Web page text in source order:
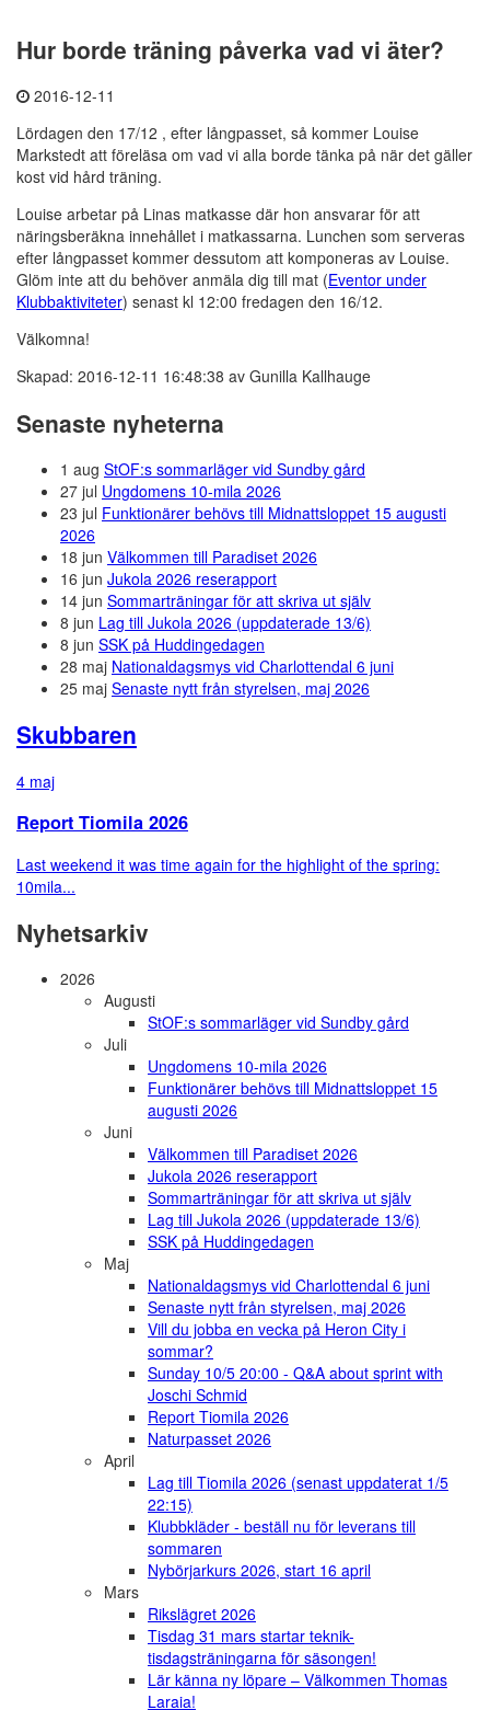
Hur borde träning påverka vad vi äter?
2016-12-11
Lördagen den 17/12 , efter långpasset, så kommer Louise
Markstedt att föreläsa om vad vi alla borde tänka på när det gäller
kost vid hård träning.
Louise arbetar på Linas matkasse där hon ansvarar för att
näringsberäkna innehållet i matkassarna. Lunchen som serveras
efter långpasset kommer dessutom att komponeras av Louise.
Glöm inte att du behöver anmäla dig till mat (Eventor under
Klubbaktiviteter) senast kl 12:00 fredagen den 16/12.
Välkomna!
Skapad: 2016-12-11 16:48:38 av Gunilla Kallhauge
Senaste nyheterna
1 aug StOF:s sommarläger vid Sundby gård
27 jul Ungdomens 10-mila 2026
23 jul Funktionärer behövs till Midnattsloppet 15 augusti
2026
18 jun Välkommen till Paradiset 2026
16 jun Jukola 2026 reserapport
14 jun Sommarträningar för att skriva ut själv
8 jun Lag till Jukola 2026 (uppdaterade 13/6)
8 jun SSK på Huddingedagen
28 maj Nationaldagsmys vid Charlottendal 6 juni
25 maj Senaste nytt från styrelsen, maj 2026
Skubbaren
4 maj
Report Tiomila 2026
Last weekend it was time again for the highlight of the spring:
10mila...
Nyhetsarkiv
2026
Augusti
StOF:s sommarläger vid Sundby gård
Juli
Ungdomens 10-mila 2026
Funktionärer behövs till Midnattsloppet 15
augusti 2026
Juni
Välkommen till Paradiset 2026
Jukola 2026 reserapport
Sommarträningar för att skriva ut själv
Lag till Jukola 2026 (uppdaterade 13/6)
SSK på Huddingedagen
Maj
Nationaldagsmys vid Charlottendal 6 juni
Senaste nytt från styrelsen, maj 2026
Vill du jobba en vecka på Heron City i
sommar?
Sunday 10/5 20:00 - Q&A about sprint with
Joschi Schmid
Report Tiomila 2026
Naturpasset 2026
April
Lag till Tiomila 2026 (senast uppdaterat 1/5
22:15)
Klubbkläder - beställ nu för leverans till
sommaren
Nybörjarkurs 2026, start 16 april
Mars
Rikslägret 2026
Tisdag 31 mars startar teknik-
tisdagsträningarna för säsongen!
Lär känna ny löpare – Välkommen Thomas
Laraia!